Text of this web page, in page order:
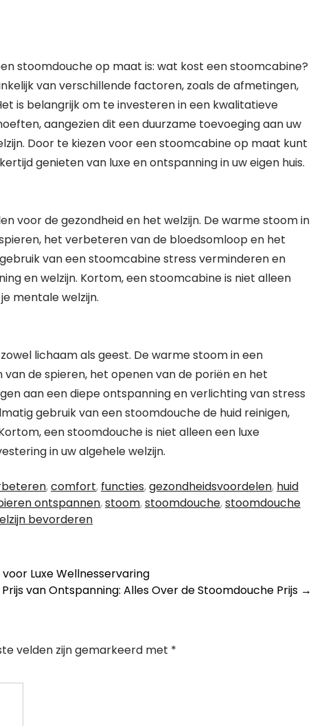
stoomdouche op maat is: wat kost een stoomcabine?
van verschillende factoren, zoals de afmetingen,
is belangrijk om te investeren in een kwalitatieve
aangezien dit een duurzame toevoeging aan uw
Door te kiezen voor een stoomcabine op maat kunt
genieten van luxe en ontspanning in uw eigen huis.
voor de gezondheid en het welzijn. De warme stoom in
het verbeteren van de bloedsomloop en het
van een stoomcabine stress verminderen en
en welzijn. Kortom, een stoomcabine is niet alleen
mentale welzijn.
lichaam als geest. De warme stoom in een
de spieren, het openen van de poriën en het
aan een diepe ontspanning en verlichting van stress
gebruik van een stoomdouche de huid reinigen,
een stoomdouche is niet alleen een luxe
in uw algehele welzijn.
,comfort, functies,gezondheidsvoordelen, huid
ontspannen,stoom,stoomdouche,stoomdouche
bevorderen
Luxe Wellnesservaring
Prijs van Ontspanning: Alles Over de Stoomdouche Prijs →
velden zijn gemarkeerd met *